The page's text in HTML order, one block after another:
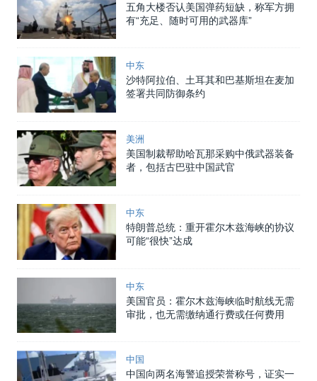
五角大楼否认美国弹药短缺，称军方拥
有“充足、随时可用的武器库”
中东
沙特阿拉伯、土耳其和巴基斯坦在麦加
签署共同防御条约
美洲
美国制裁帮助哈瓦那采购中俄武器装备
者，包括古巴驻中国武官
中东
特朗普总统：重开霍尔木兹海峡的协议
可能“很快”达成
中东
美国官员：霍尔木兹海峡临时航线无需
审批，也无需缴纳通行费或任何费用
中国
中国向两名海警追授荣誉称号，证实一